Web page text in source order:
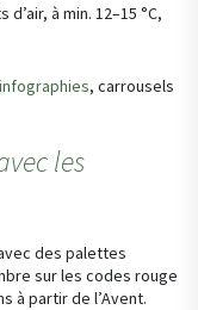
à min. 12–15 °C,
infographies, carrousels
les
des palettes
sur les codes rouge
à partir de l’Avent.